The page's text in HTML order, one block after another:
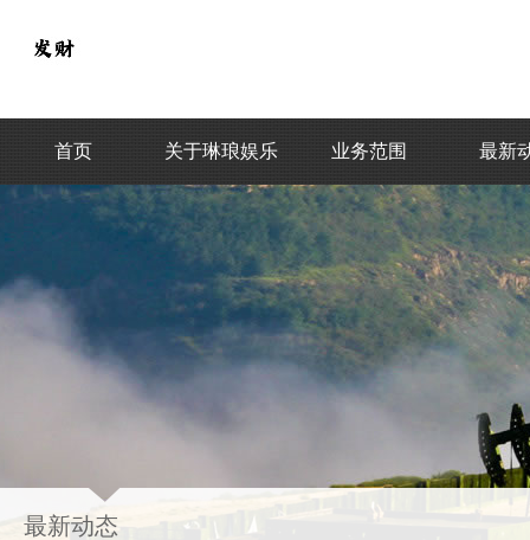
首页 关于琳琅娱乐 业务范围 最新
最新动态